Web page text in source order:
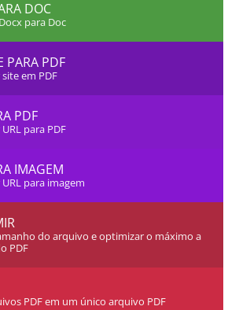
DOC
para Doc
PARA PDF
em PDF
PDF
para PDF
IMAGEM
para imagem
do arquivo e optimizar o máximo a
PDF
PDF em um único arquivo PDF